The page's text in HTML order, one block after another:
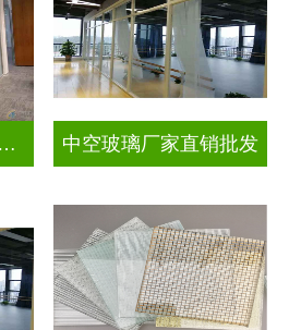
智能调光玻璃电控玻璃一样吗 中空玻璃厂家直销批发